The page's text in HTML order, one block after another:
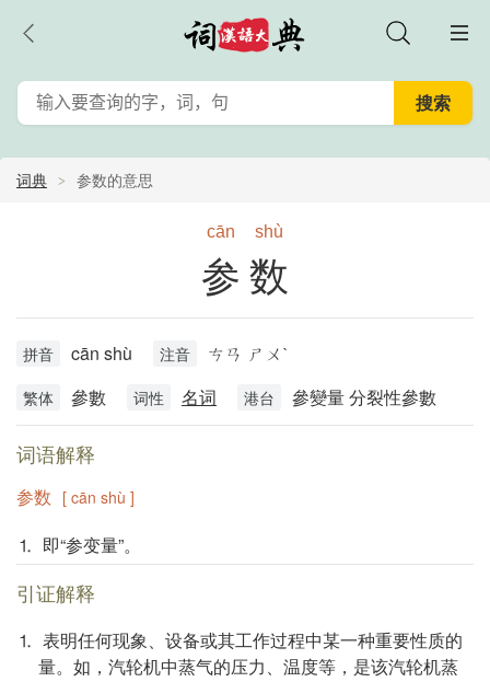
词典 参数的意思
cān shù
参数
拼音 cān shù 注音 ㄘㄢ ㄕㄨˋ
繁体 參數 词性 名词 港台 參變量 分裂性參數
词语解释
参数 [ cān shù ]
⒈ 即“参变量”。
引证解释
⒈ 表明任何现象、设备或其工作过程中某一种重要性质的
量。如，汽轮机中蒸气的压力、温度等，是该汽轮机蒸